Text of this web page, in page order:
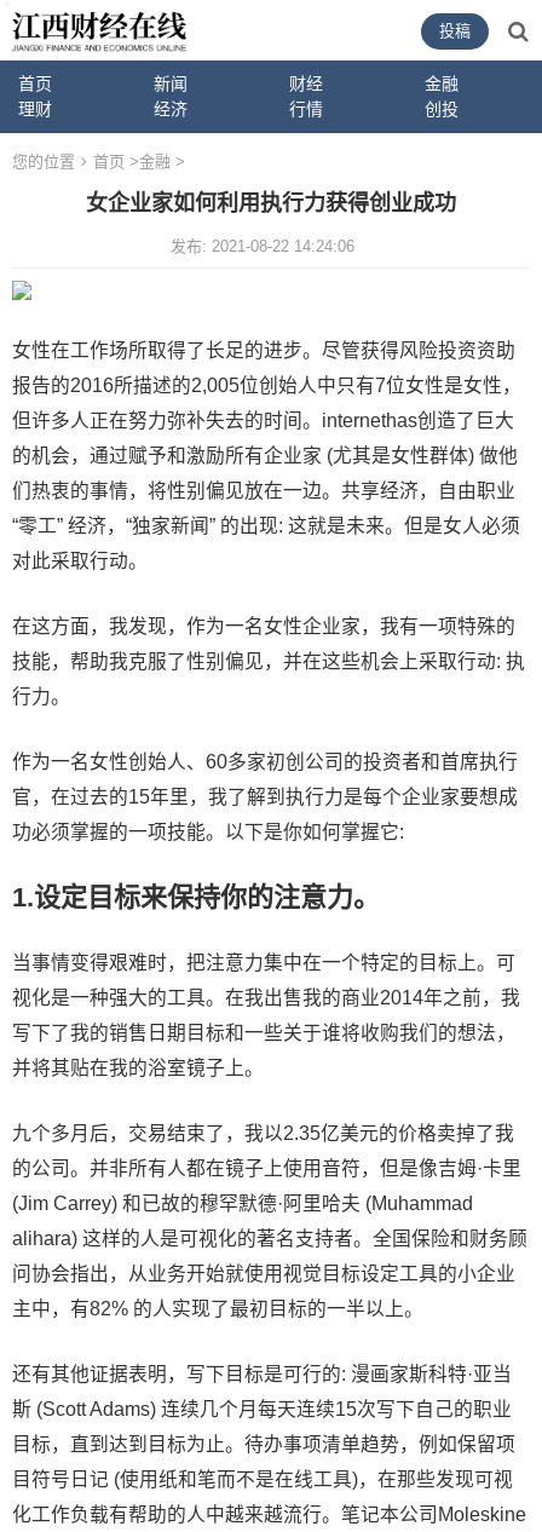
首页 新闻 财经
金融
理财
经济 行情 创投
投稿
您的位置 首页 >金融 >
女企业家如何利用执行力获得创业成功
发布: 2021-08-22 14:24:06
女性在工作场所取得了长足的进步。尽管获得风险投资资助
报告的2016所描述的2,005位创始人中只有7位女性是女性，
但许多人正在努力弥补失去的时间。internethas创造了巨大
的机会，通过赋予和激励所有企业家 (尤其是女性群体) 做他
们热衷的事情，将性别偏见放在一边。共享经济，自由职业
“零工” 经济，“独家新闻” 的出现: 这就是未来。但是女人必须
对此采取行动。
在这方面，我发现，作为一名女性企业家，我有一项特殊的
技能，帮助我克服了性别偏见，并在这些机会上采取行动: 执
行力。
作为一名女性创始人、60多家初创公司的投资者和首席执行
官，在过去的15年里，我了解到执行力是每个企业家要想成
功必须掌握的一项技能。以下是你如何掌握它:
1.设定目标来保持你的注意力。
当事情变得艰难时，把注意力集中在一个特定的目标上。可
视化是一种强大的工具。在我出售我的商业2014年之前，我
写下了我的销售日期目标和一些关于谁将收购我们的想法，
并将其贴在我的浴室镜子上。
九个多月后，交易结束了，我以2.35亿美元的价格卖掉了我
的公司。并非所有人都在镜子上使用音符，但是像吉姆·卡里
(Jim Carrey) 和已故的穆罕默德·阿里哈夫 (Muhammad
alihara) 这样的人是可视化的著名支持者。全国保险和财务顾
问协会指出，从业务开始就使用视觉目标设定工具的小企业
主中，有82% 的人实现了最初目标的一半以上。
还有其他证据表明，写下目标是可行的: 漫画家斯科特·亚当
斯 (Scott Adams) 连续几个月每天连续15次写下自己的职业
目标，直到达到目标为止。待办事项清单趋势，例如保留项
目符号日记 (使用纸和笔而不是在线工具)，在那些发现可视
化工作负载有帮助的人中越来越流行。笔记本公司Moleskine